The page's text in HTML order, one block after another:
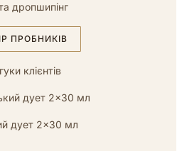
дропшипінг
ПРОБНИКІВ
клієнтів
дует 2×30 мл
дует 2×30 мл